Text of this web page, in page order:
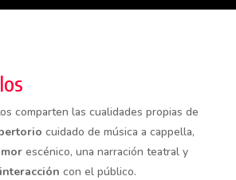
comparten las cualidades propias de
cuidado de música a cappella,
escénico, una narración teatral y
interacción con el público.